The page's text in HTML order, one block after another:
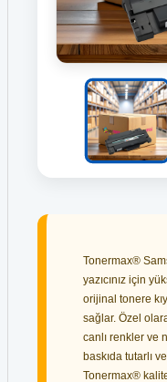
Tonermax®
yazıcınız için
orijinal tonere
sağlar. Özel
canlı renkler ve
baskıda tutarlı
Tonermax®